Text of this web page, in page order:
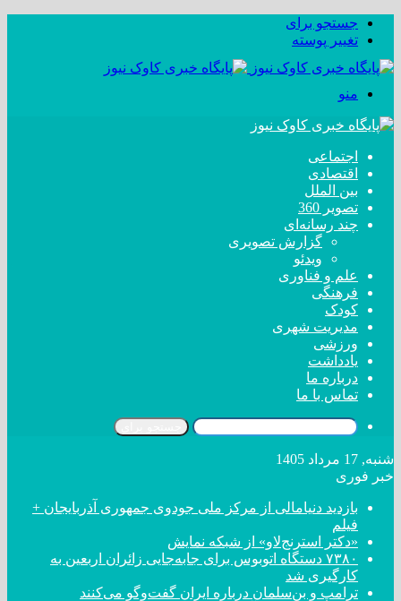
جستجو برای
تغییر پوسته
منو
اجتماعی
اقتصادی
بین الملل
تصویر 360
چند رسانه‌ای
گزارش تصویری
ویدئو
علم و فناوری
فرهنگی
کودک
مدیریت شهری
ورزشی
یادداشت
درباره ما
تماس با ما
شنبه, 17 مرداد 1405
خبر فوری
بازدید دنیامالی از مرکز ملی جودوی جمهوری آذربایجان +
فیلم
«دکتر استرنج‌لاو» از شبکه نمایش
۷۳۸۰ دستگاه اتوبوس برای جابه‌جایی زائران اربعین به
کارگیری شد
ترامپ و بن‌سلمان درباره ایران گفت‌و‌گو می‌کنند